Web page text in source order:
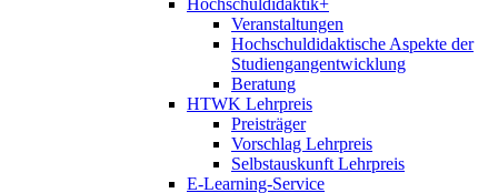
Veranstaltungen
Hochschuldidaktische Aspekte der
Studiengangentwicklung
Beratung
HTWK Lehrpreis
Preisträger
Vorschlag Lehrpreis
Selbstauskunft Lehrpreis
E-Learning-Service